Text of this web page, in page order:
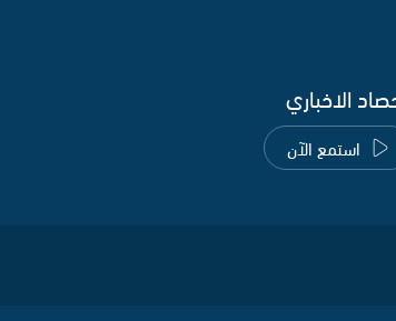
الاخباري
استمع الآن